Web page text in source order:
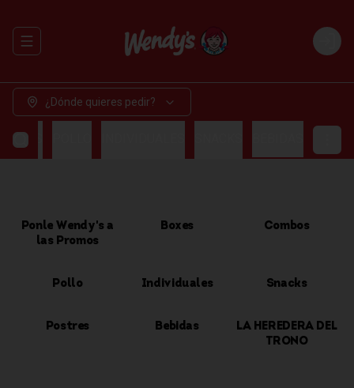
Abrir menu de navegación Login
¿Dónde quieres pedir?
Ponle Wendy's a
las Promos
Boxes Combos
Pollo Individuales Snacks
Postres Bebidas
LA HEREDERA DEL
TRONO